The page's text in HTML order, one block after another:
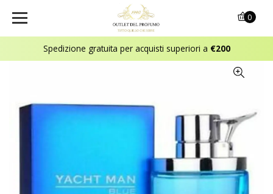
Spedizione gratuita per acquisti superiori a €200
0